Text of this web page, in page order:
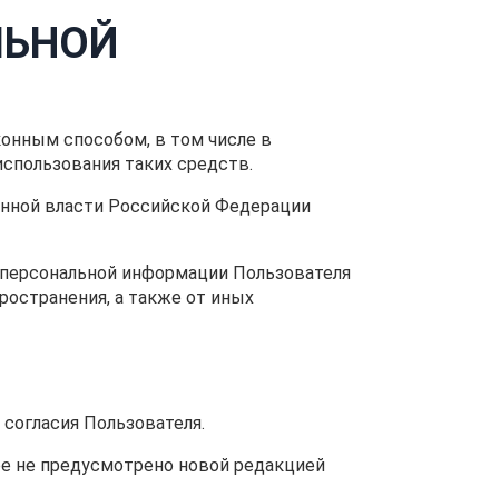
способом, в том числе в
таких средств.
власти Российской Федерации
информации Пользователя
а также от иных
Пользователя.
не предусмотрено новой редакцией